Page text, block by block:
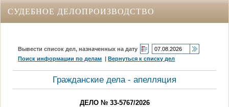
СУДЕБНОЕ ДЕЛОПРОИЗВОДСТВО
Вывести список дел, назначенных на дату
Поиск информации по делам |Вернуться к списку дел
Гражданские дела - апелляция
ДЕЛО № 33-5767/2026